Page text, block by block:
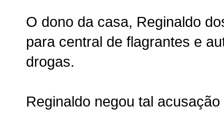
O dono da casa, Reginaldo
para central de flagrantes e
drogas.
Reginaldo negou tal